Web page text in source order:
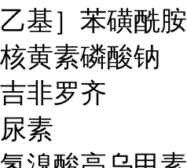
乙基］苯磺酰胺
核黄素磷酸钠
吉非罗齐
尿素